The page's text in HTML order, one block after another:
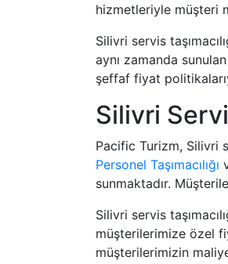
hizmetleriyle müşteri
Silivri servis
aynı zamanda
şeffaf fiyat
Silivri
Pacific Turizm, Silivri
Personel Taşımacılığı
sunmaktadır.
Silivri servis
müşterilerimize özel
müşterilerimizin